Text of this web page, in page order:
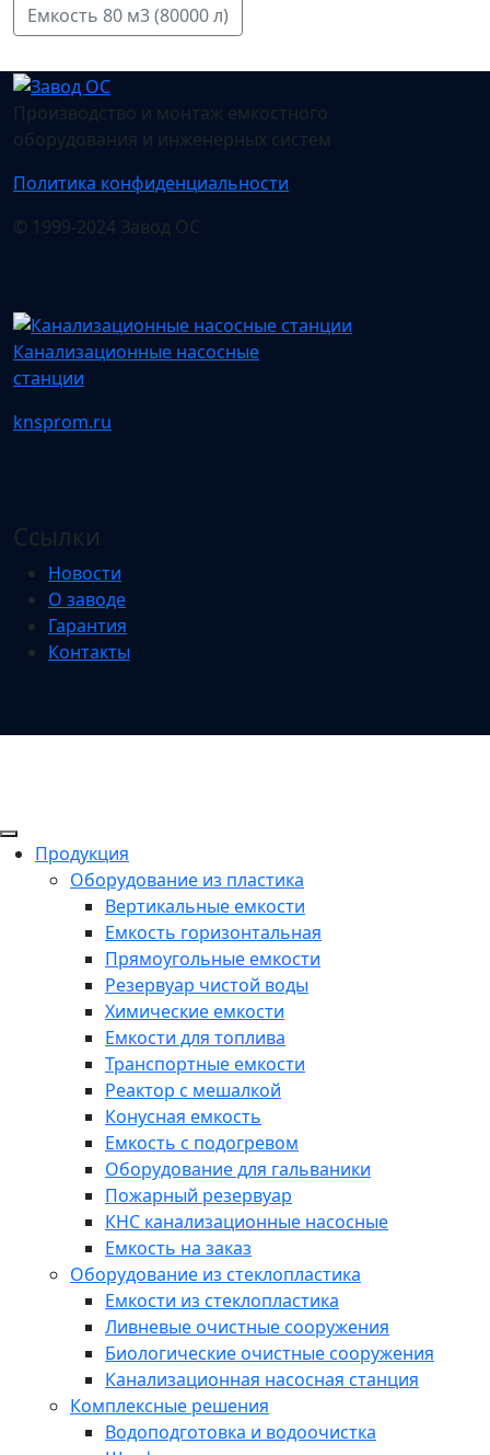
Емкость 80 м3 (80000 л)
Производство и монтаж емкостного
оборудования и инженерных систем
Политика конфиденциальности
© 1999-2024 Завод ОС
Канализационные насосные
станции
knsprom.ru
Ссылки
Новости
О заводе
Гарантия
Контакты
Продукция
Оборудование из пластика
Вертикальные емкости
Емкость горизонтальная
Прямоугольные емкости
Резервуар чистой воды
Химические емкости
Емкости для топлива
Транспортные емкости
Реактор с мешалкой
Конусная емкость
Емкость с подогревом
Оборудование для гальваники
Пожарный резервуар
КНС канализационные насосные
Емкость на заказ
Оборудование из стеклопластика
Емкости из стеклопластика
Ливневые очистные сооружения
Биологические очистные сооружения
Канализационная насосная станция
Комплексные решения
Водоподготовка и водоочистка